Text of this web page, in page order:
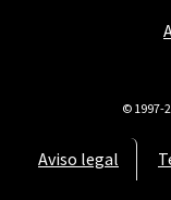
Aviso legal
© 1997-